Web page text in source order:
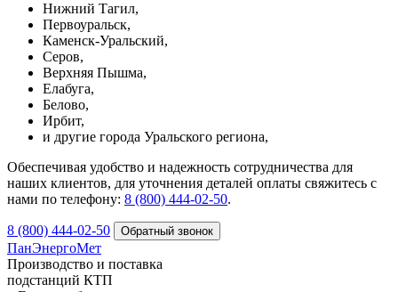
Нижний Тагил,
Первоуральск,
Каменск-Уральский,
Серов,
Верхняя Пышма,
Елабуга,
Белово,
Ирбит,
и другие города Уральского региона,
Обеспечивая удобство и надежность сотрудничества для
наших клиентов, для уточнения деталей оплаты свяжитесь с
нами по телефону: 8 (800) 444-02-50.
8 (800) 444-02-50
ПанЭнергоМет
Производство и поставка
подстанций КТП